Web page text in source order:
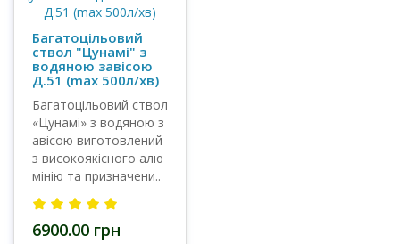
Багатоцільовий
ствол "Цунамі" з
водяною завісою
Д.51 (max 500л/хв)
Багатоцільовий ствол
«Цунамі» з водяною з
авісою виготовлений
з високоякісного алю
мінію та призначени..
6900.00 грн